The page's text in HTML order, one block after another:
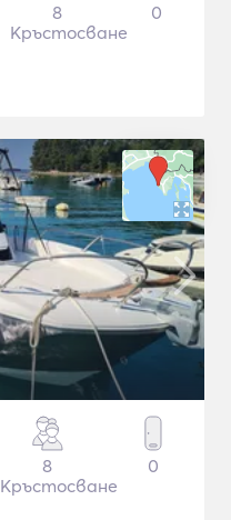
8
Кръстосване
0
8
Кръстосване
0